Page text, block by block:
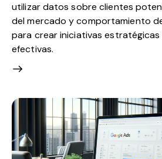
utilizar datos sobre clientes
del mercado y comportamiento
para crear iniciativas
efectivas.